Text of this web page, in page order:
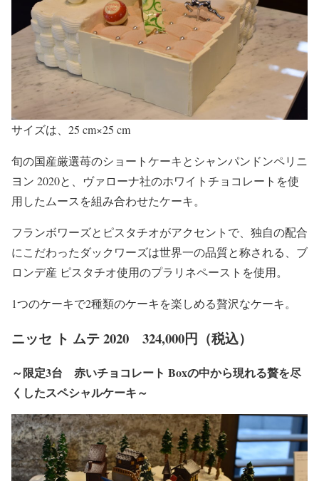
サイズは、25 cm×25 cm
旬の国産厳選苺のショートケーキとシャンパンドンペリニ
ヨン 2020と、ヴァローナ社のホワイトチョコレートを使
用したムースを組み合わせたケーキ。
フランボワーズとピスタチオがアクセントで、独自の配合
にこだわったダックワーズは世界一の品質と称される、ブ
ロンデ産 ピスタチオ使用のプラリネペーストを使用。
1つのケーキで2種類のケーキを楽しめる贅沢なケーキ。
ニッセ ト ムテ 2020 324,000円（税込）
～限定3台 赤いチョコレート Boxの中から現れる贅を尽
くしたスペシャルケーキ～